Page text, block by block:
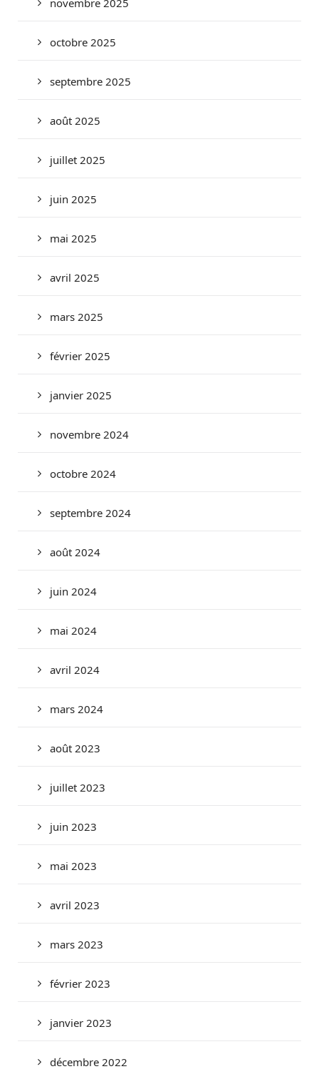
octobre 2025
septembre 2025
août 2025
juillet 2025
juin 2025
mai 2025
avril 2025
mars 2025
février 2025
janvier 2025
novembre 2024
octobre 2024
septembre 2024
août 2024
juin 2024
mai 2024
avril 2024
mars 2024
août 2023
juillet 2023
juin 2023
mai 2023
avril 2023
mars 2023
février 2023
janvier 2023
décembre 2022